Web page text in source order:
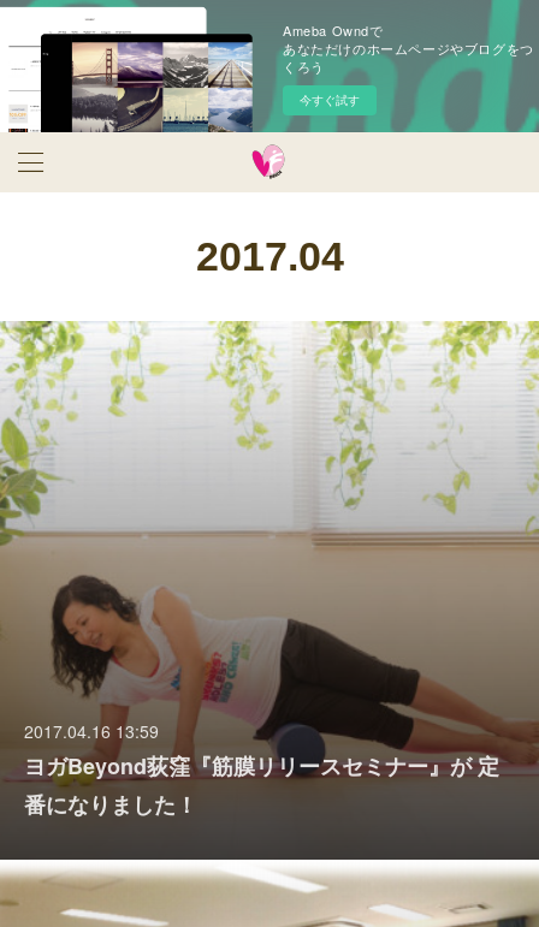
Ameba Owndで
あなただけのホームページやブログをつ
くろう
今すぐ試す
2017.04
2017.04.16 13:59
ヨガBeyond荻窪『筋膜リリースセミナー』が 定
番になりました！